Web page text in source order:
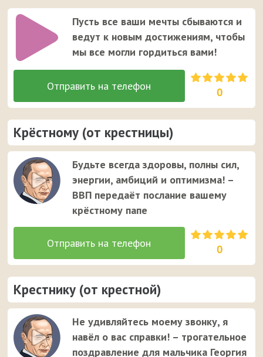
Пусть все ваши мечты сбываются и
ведут к новым достижениям, чтобы
мы все могли гордиться вами!
0
Крёстному (от крестницы)
Будьте всегда здоровы, полны сил,
энергии, амбиций и оптимизма! –
ВВП передаёт послание вашему
крёстному папе
0
Крестнику (от крестной)
Не удивляйтесь моему звонку, я
навёл о вас справки! – трогательное
поздравление для мальчика Георгия